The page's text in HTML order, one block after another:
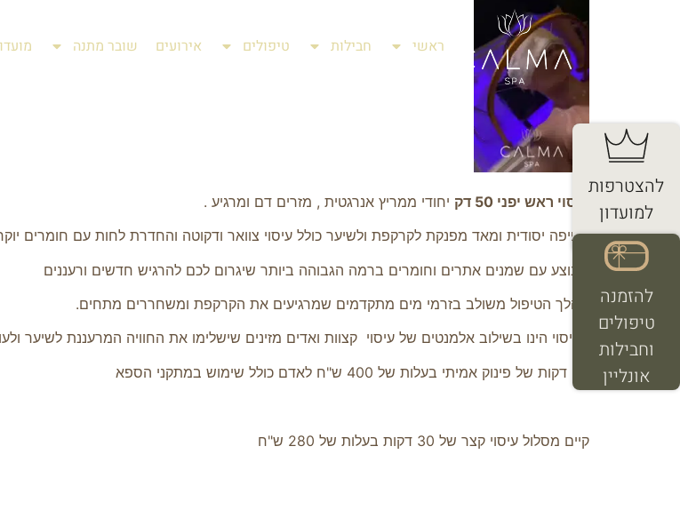
ראשי חבילות טיפולים אירועים שובר מתנה
עיסוי ראש יפני 50 דק
יחודי ממריץ אנרגטית , מזרים דם ומרגיע .
חפיפה יסודית ומאד מפנקת לקרקפת ולשיער כולל עיסוי צוואר ודקוטה והחדרת לחות עם חומרים
מבוצע עם שמנים אתרים וחומרים ברמה הגבוהה ביותר שיגרום לכם להרגיש חדשים ורעננים
מהלך הטיפול משולב בזרמי מים מתקדמים שמרגיעים את הקרקפת ומשחררים מתחים.
העיסוי הינו בשילוב אלמנטים של עיסוי קצוות ואדים מזינים שישלימו את החוויה המרעננת לשיער
קיים מסלול עיסוי קצר של 30 דקות בעלות של 280 ש"ח
להצטרפות
למועדון
החברים
להזמנה
טיפולים
וחבילות
אונליין